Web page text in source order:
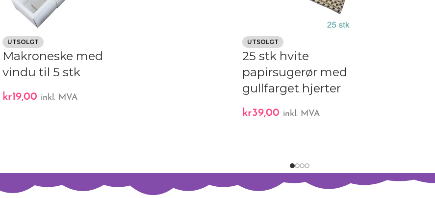
UTSOLGT
Makroneske med
vindu til 5 stk
kr19,00 inkl. MVA
UTSOLGT
25 stk hvite
papirsugerør med
gullfarget hjerter
kr39,00 inkl. MVA